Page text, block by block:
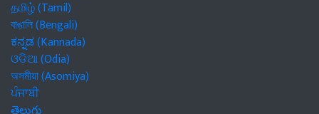
தமிழ் (Tamil)
বাঙালি (Bengali)
ಕನ್ನಡ (Kannada)
ଓଡିଆ (Odia)
অসমীয়া (Asomiya)
ਪੰਜਾਬੀ